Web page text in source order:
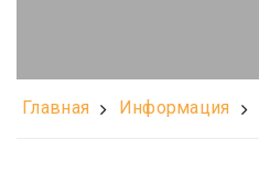
Главная Информация